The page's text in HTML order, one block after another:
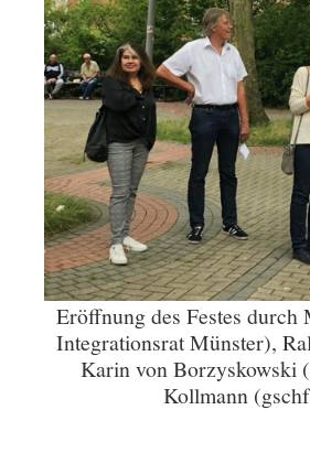
Eröffnung des Festes
Integrationsrat Münster),
Karin von Borzyskowski
Kollmann